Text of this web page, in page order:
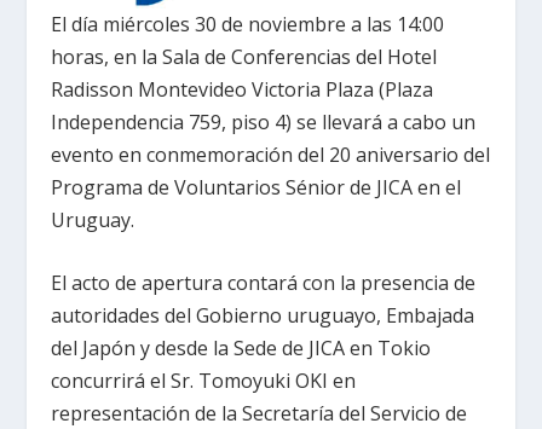
El día miércoles 30 de noviembre a las 14:00
horas, en la Sala de Conferencias del Hotel
Radisson Montevideo Victoria Plaza (Plaza
Independencia 759, piso 4) se llevará a cabo un
evento en conmemoración del 20 aniversario del
Programa de Voluntarios Sénior de JICA en el
Uruguay.
El acto de apertura contará con la presencia de
autoridades del Gobierno uruguayo, Embajada
del Japón y desde la Sede de JICA en Tokio
concurrirá el Sr. Tomoyuki OKI en
representación de la Secretaría del Servicio de